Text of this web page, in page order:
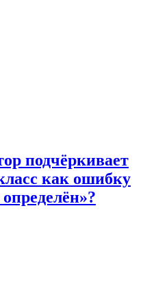
подчёркивает
как ошибку